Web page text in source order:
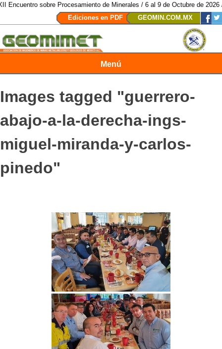
sobre Procesamiento de Minerales / 6 al 9 de Octubre de 2026 /
Ediciones en PDF
GEOMIN.COM.MX
Menú
Images tagged "guerrero-
abajo-a-la-derecha-ings-
miguel-miranda-y-carlos-
pinedo"